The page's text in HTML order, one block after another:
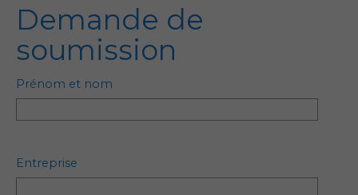
Demande de
soumission
Prénom et nom
Entreprise